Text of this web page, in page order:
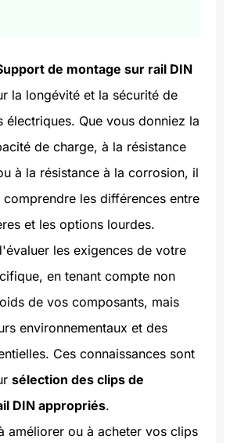
de montage sur rail DIN
la longévité et la sécurité de
électriques. Que vous donniez la
de charge, à la résistance
à la résistance à la corrosion, il
comprendre les différences entre
et les options lourdes.
les exigences de votre
en tenant compte non
de vos composants, mais
environnementaux et des
Ces connaissances sont
sélection des clips de
DIN appropriés.
améliorer ou à acheter vos clips